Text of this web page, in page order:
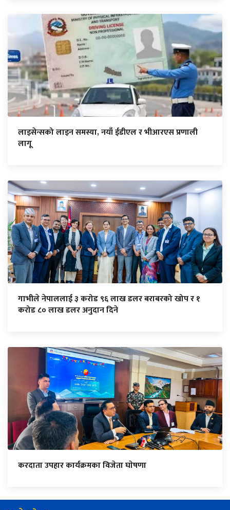
लाइसेन्सको लाइन समस्या, नयाँ ईडीएल र भीआरएस प्रणाली
लागू
गाभीले नेपाललाई ३ करोड ९६ लाख डलर बराबरको खोप र १
करोड ८० लाख डलर अनुदान दिने
करदाता उपहार कार्यक्रमका विजेता घाेषणा